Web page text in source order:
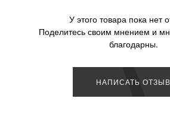
У этого товара пока нет
Поделитесь своим мнением и
благодарны.
НАПИСАТЬ ОТЗЫВ